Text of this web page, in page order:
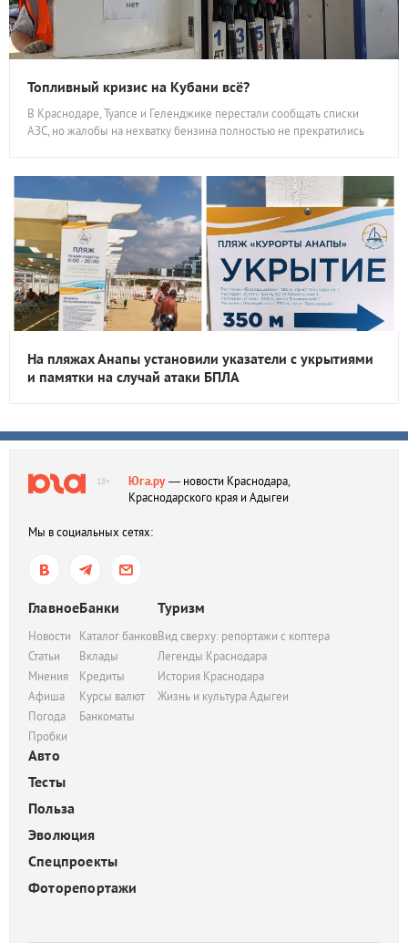
Топливный кризис на Кубани всё?
В Краснодаре, Туапсе и Геленджике перестали сообщать списки
АЗС, но жалобы на нехватку бензина полностью не прекратились
На пляжах Анапы установили указатели с укрытиями
и памятки на случай атаки БПЛА
18+ Юга.ру— новости Краснодара,
Краснодарского края и Адыгеи
Мы в социальных сетях:
Главное
Новости
Статьи
Мнения
Афиша
Погода
Пробки
Банки
Каталог банков
Вклады
Кредиты
Курсы валют
Банкоматы
Туризм
Вид сверху: репортажи с коптера
Легенды Краснодара
История Краснодара
Жизнь и культура Адыгеи
Авто
Тесты
Польза
Эволюция
Спецпроекты
Фоторепортажи